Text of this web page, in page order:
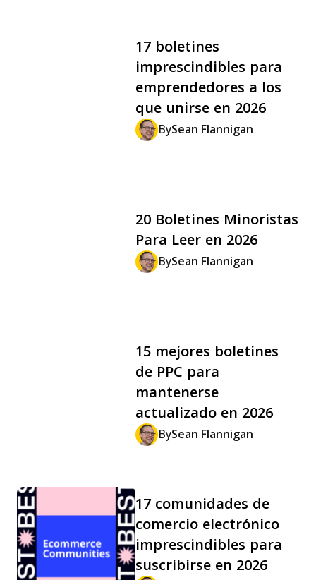
17 boletines
imprescindibles para
emprendedores a los
que unirse en 2026
BySean Flannigan
20 Boletines Minoristas
Para Leer en 2026
BySean Flannigan
15 mejores boletines
de PPC para
mantenerse
actualizado en 2026
BySean Flannigan
17 comunidades de
comercio electrónico
imprescindibles para
suscribirse en 2026